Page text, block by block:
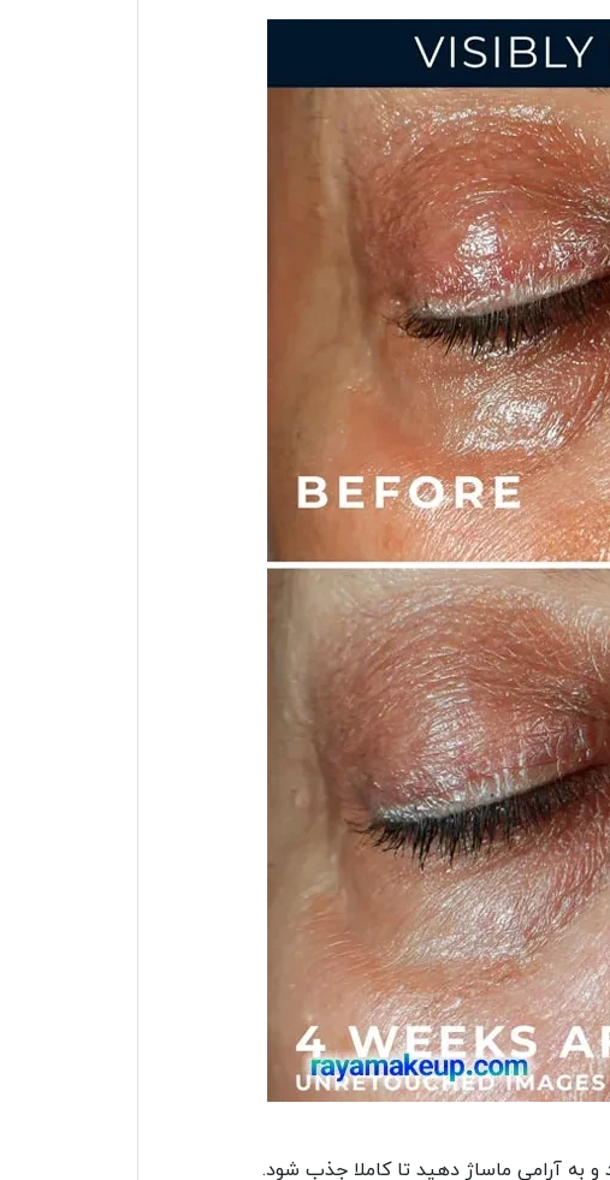
به آرامی ماساژ دهید تا کاملا جذب شود.